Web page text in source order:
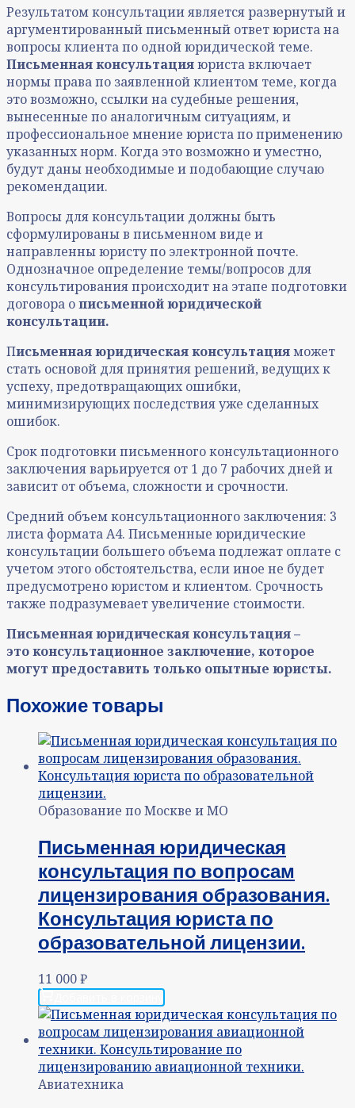
Результатом консультации является развернутый и
аргументированный письменный ответ юриста на
вопросы клиента по одной юридической теме.
Письменная консультацияюриста включает
нормы права по заявленной клиентом теме, когда
это возможно, ссылки на судебные решения,
вынесенные по аналогичным ситуациям, и
профессиональное мнение юриста по применению
указанных норм. Когда это возможно и уместно,
будут даны необходимые и подобающие случаю
рекомендации.
Вопросы для консультации должны быть
сформулированы в письменном виде и
направленны юристу по электронной почте.
Однозначное определение темы/вопросов для
консультирования происходит на этапе подготовки
договора описьменной юридической
консультации.
Письменная юридическая консультацияможет
стать основой для принятия решений, ведущих к
успеху, предотвращающих ошибки,
минимизирующих последствия уже сделанных
ошибок.
Срок подготовки письменного консультационного
заключения варьируется от 1 до 7 рабочих дней и
зависит от объема, сложности и срочности.
Средний объем консультационного заключения: 3
листа формата А4. Письменные юридические
консультации большего объема подлежат оплате с
учетом этого обстоятельства, если иное не будет
предусмотрено юристом и клиентом. Срочность
также подразумевает увеличение стоимости.
Письменная юридическая консультация –
это консультационное заключение, которое
могут предоставить только опытные юристы.
Похожие товары
Образование по Москве и МО
Письменная юридическая
консультация по вопросам
лицензирования образования.
Консультация юриста по
образовательной лицензии.
11 000₽
Авиатехника